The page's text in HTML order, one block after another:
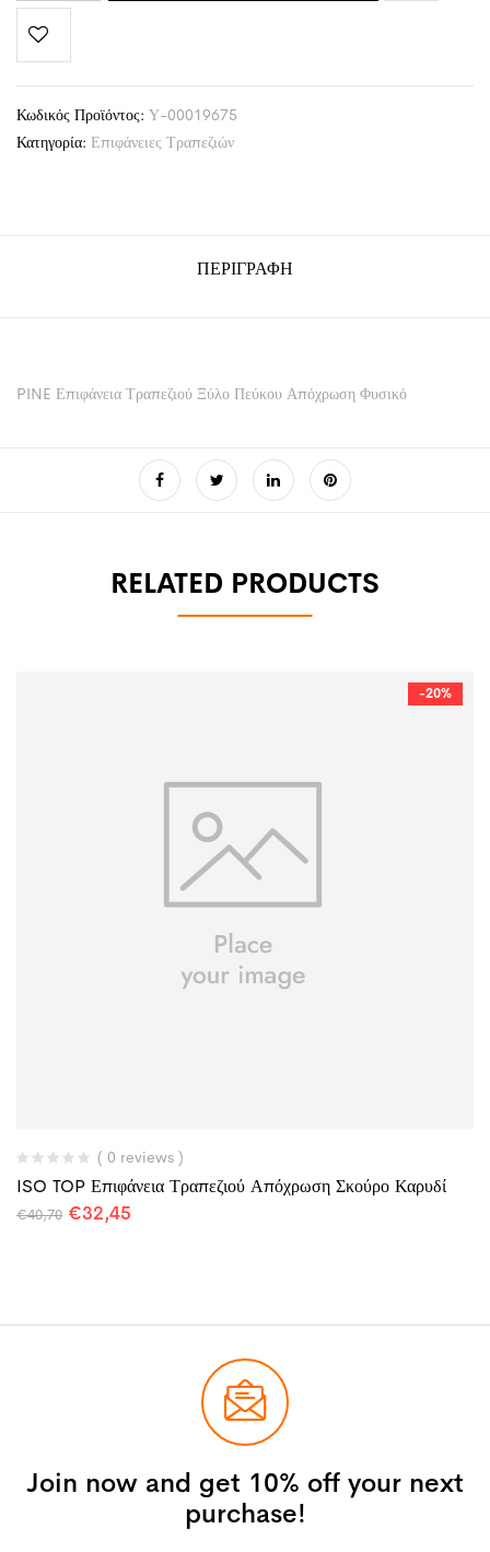
Κωδικός Προϊόντος: Υ-00019675
Κατηγορία: Επιφάνειες Τραπεζιών
ΠΕΡΙΓΡΑΦΉ
PINE Επιφάνεια Τραπεζιού Ξύλο Πεύκου Απόχρωση Φυσικό
RELATED PRODUCTS
-20%
( 0 reviews )
ISO TOP Επιφάνεια Τραπεζιού Απόχρωση Σκούρο Καρυδί
€40,70 €32,45
Join now and get 10% off your next
purchase!